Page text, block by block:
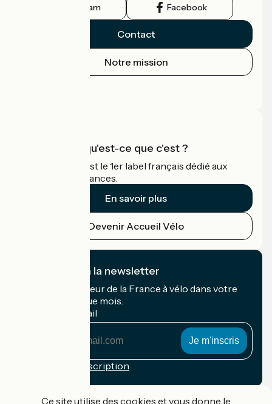
Instagram Facebook
Contact
Notre mission
Accueil Vélo qu'est-ce que c'est ?
Accueil Vélo c'est le 1er label français dédié aux
cyclistes en vacances.
En savoir plus
Devenir Accueil Vélo
Je m'abonne à la newsletter
Recevez le meilleur de la France à vélo dans votre
boîte mail chaque mois.
Mon adresse mail
Conditions d'inscription
Ce site utilise des cookies et vous donne le